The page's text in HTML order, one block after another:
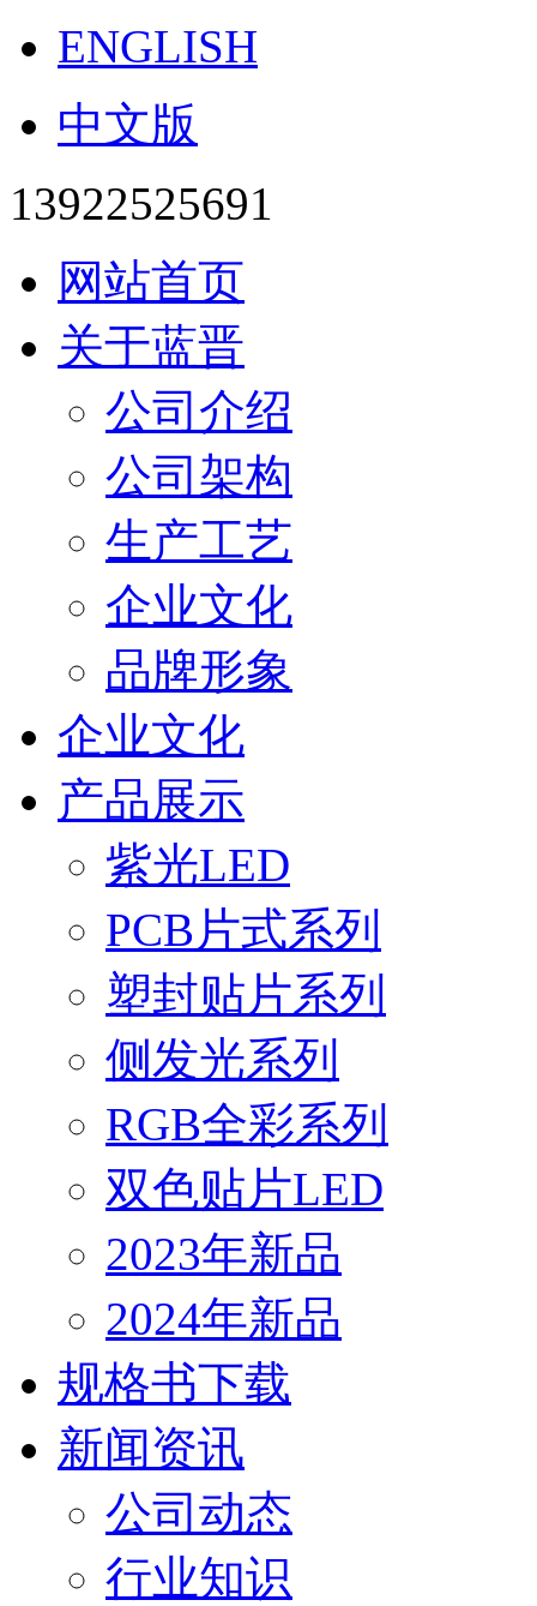
ENGLISH
中文版
13922525691
网站首页
关于蓝晋
公司介绍
公司架构
生产工艺
企业文化
品牌形象
企业文化
产品展示
紫光LED
PCB片式系列
塑封贴片系列
侧发光系列
RGB全彩系列
双色贴片LED
2023年新品
2024年新品
规格书下载
新闻资讯
公司动态
行业知识